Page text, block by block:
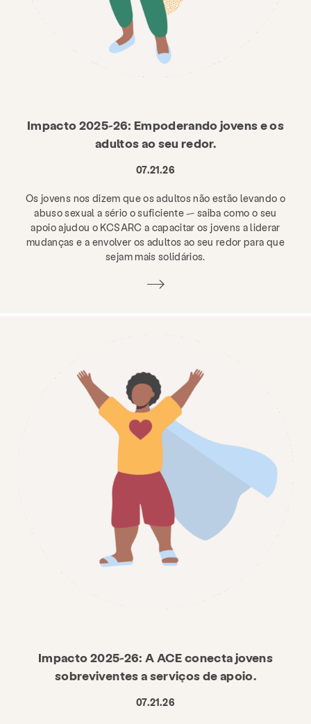
Impacto 2025-26: Empoderando jovens e os
adultos ao seu redor.
07.21.26
Os jovens nos dizem que os adultos não estão levando o
abuso sexual a sério o suficiente — saiba como o seu
apoio ajudou o KCSARC a capacitar os jovens a liderar
mudanças e a envolver os adultos ao seu redor para que
sejam mais solidários.
Impacto 2025-26: A ACE conecta jovens
sobreviventes a serviços de apoio.
07.21.26